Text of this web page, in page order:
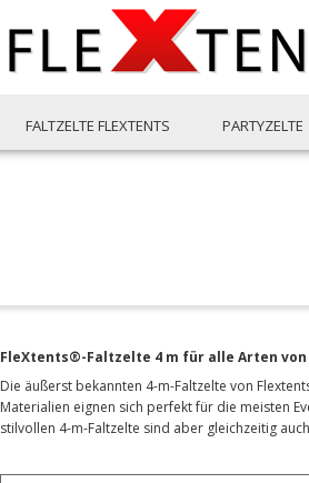
FALTZELTE FLEXTENTS PARTYZELTE
FleXtents®-Faltzelte 4 m für alle Arten von
Die äußerst bekannten 4-m-Faltzelte von
Materialien eignen sich perfekt für die meisten
stilvollen 4-m-Faltzelte sind aber gleichzeitig